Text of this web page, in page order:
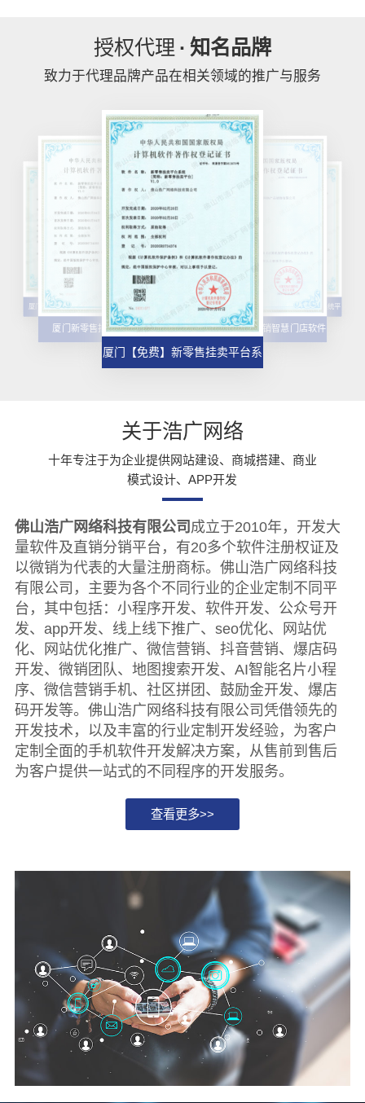
授权代理 · 知名品牌
致力于代理品牌产品在相关领域的推广与服务
厦门【技巧】云端物联远程控制
平台系统【怎么做?】
厦门【精品】一站式DIY建站
【怎么用?】
厦门新零售拍卖平台系统
厦门【免费】新零售挂卖平台系
厦门【精品】微销智慧门店软件
【怎么用?】
厦门新零售电商购物直播系统平
台
厦门【科技】微销幸运碰软件
关于浩广网络
十年专注于为企业提供网站建设、商城搭建、商业
模式设计、APP开发
佛山浩广网络科技有限公司 成立于2010年，开发大
量软件及直销分销平台，有20多个软件注册权证及
以微销为代表的大量注册商标。佛山浩广网络科技
有限公司，主要为各个不同行业的企业定制不同平
台，其中包括：小程序开发、软件开发、公众号开
发、app开发、线上线下推广、seo优化、网站优
化、网站优化推广、微信营销、抖音营销、爆店码
开发、微销团队、地图搜索开发、AI智能名片小程
序、微信营销手机、社区拼团、鼓励金开发、爆店
码开发等。佛山浩广网络科技有限公司凭借领先的
开发技术，以及丰富的行业定制开发经验，为客户
定制全面的手机软件开发解决方案，从售前到售后
为客户提供一站式的不同程序的开发服务。
查看更多>>
11